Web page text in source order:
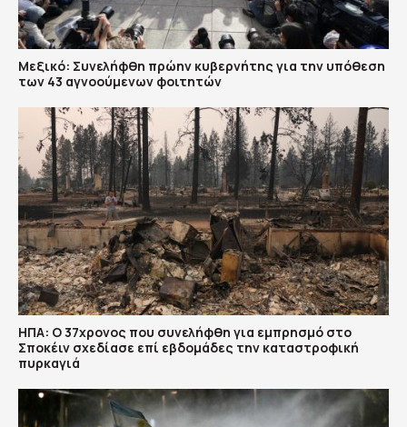
Μεξικό: Συνελήφθη πρώην κυβερνήτης για την υπόθεση
των 43 αγνοούμενων φοιτητών
ΗΠΑ: Ο 37χρονος που συνελήφθη για εμπρησμό στο
Σποκέιν σχεδίασε επί εβδομάδες την καταστροφική
πυρκαγιά